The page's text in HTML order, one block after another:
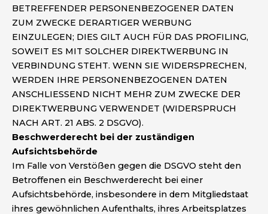
BETREFFENDER PERSONENBEZOGENER DATEN
ZUM ZWECKE DERARTIGER WERBUNG
EINZULEGEN; DIES GILT AUCH FÜR DAS PROFILING,
SOWEIT ES MIT SOLCHER DIREKTWERBUNG IN
VERBINDUNG STEHT. WENN SIE WIDERSPRECHEN,
WERDEN IHRE PERSONENBEZOGENEN DATEN
ANSCHLIESSEND NICHT MEHR ZUM ZWECKE DER
DIREKTWERBUNG VERWENDET (WIDERSPRUCH
NACH ART. 21 ABS. 2 DSGVO).
Beschwerderecht bei der zuständigen
Aufsichtsbehörde
Im Falle von Verstößen gegen die DSGVO steht den
Betroffenen ein Beschwerderecht bei einer
Aufsichtsbehörde, insbesondere in dem Mitgliedstaat
ihres gewöhnlichen Aufenthalts, ihres Arbeitsplatzes